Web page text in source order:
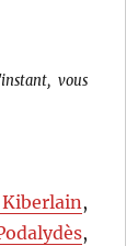
vous
,
,